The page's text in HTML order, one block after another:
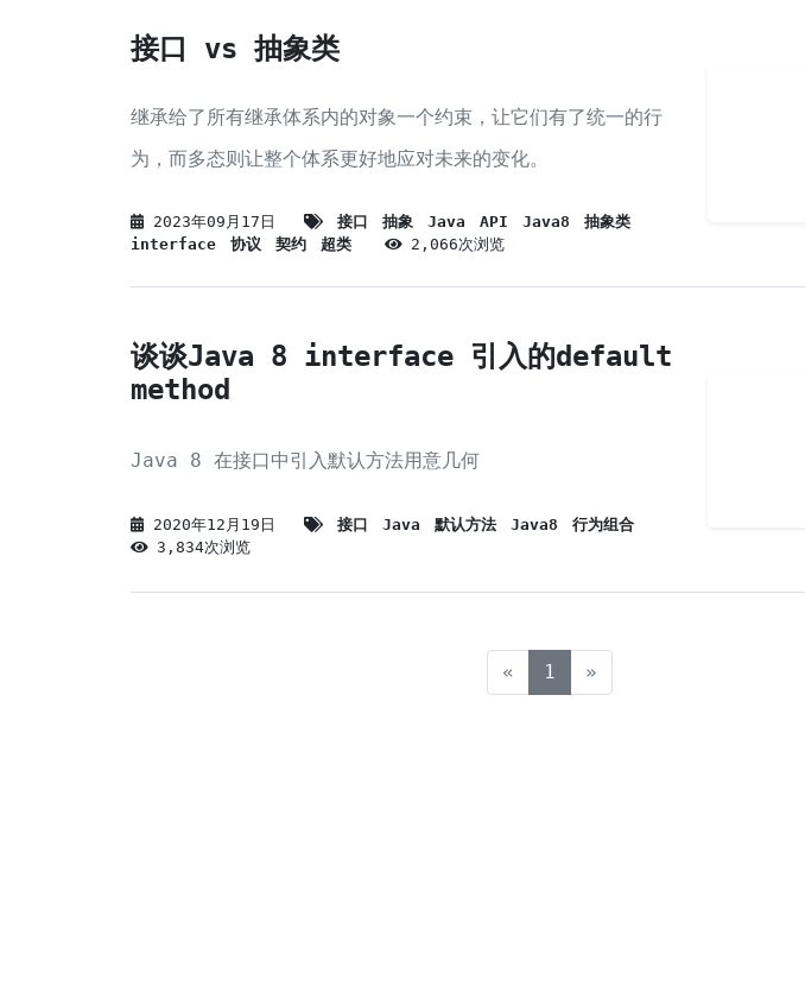
接口 vs 抽象类
继承给了所有继承体系内的对象一个约束，让它们有了统一的行
为，而多态则让整个体系更好地应对未来的变化。
2023年09月17日 接口 抽象 Java API Java8
抽象类
interface
协议 契约 超类 2,066次浏览
谈谈Java 8 interface 引入的default
method
Java 8 在接口中引入默认方法用意几何
2020年12月19日 接口 Java 默认方法 Java8
行为组合
3,834次浏览
« 1 (current)
»